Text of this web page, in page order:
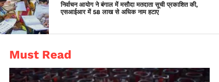
निर्वाचन आयोग ने बंगाल में मसौदा मतदाता सूची प्रकाशित की,
एसआईआर में 58 लाख से अधिक नाम हटाए
Must Read